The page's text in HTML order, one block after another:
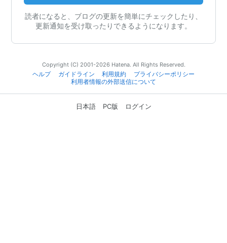
読者になると、ブログの更新を簡単にチェックしたり、
更新通知を受け取ったりできるようになります。
Copyright (C) 2001-2026 Hatena. All Rights Reserved.
ヘルプ
ガイドライン 利用規約
プライバシーポリシー
利用者情報の外部送信について
日本語 PC版 ログイン